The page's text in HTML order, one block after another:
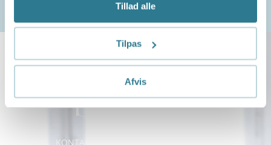
Tillad alle
Tilpas
Afvis
KONTAKT